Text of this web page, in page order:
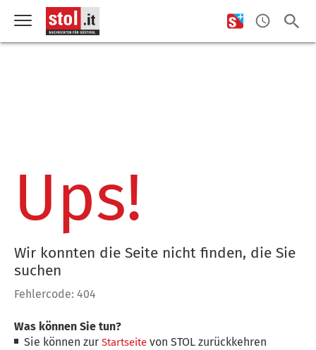
Ups!
Wir konnten die Seite nicht finden, die Sie
suchen
Fehlercode: 404
Was können Sie tun?
Sie können zurStartseite von STOL zurückkehren